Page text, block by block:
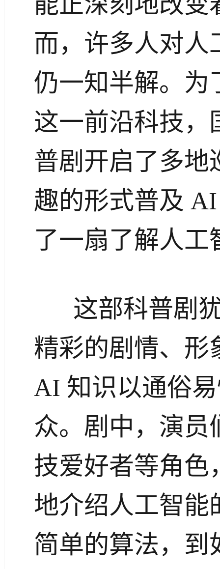
而，许多人对人
仍一知半解。为
这一前沿科技，
普剧开启了多地
趣的形式普及
了一扇了解人工
这部科普剧
精彩的剧情、形
AI 知识以通俗
众。剧中，演员
技爱好者等角色
地介绍人工智能
简单的算法，到